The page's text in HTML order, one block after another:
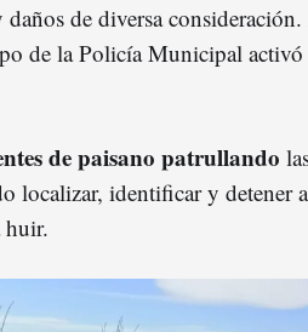
daños de diversa
de la Policía Municipal activó
de paisano patrullando
localizar, identificar y detener
huir.